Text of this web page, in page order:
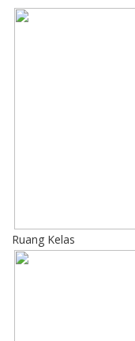
Ruang Kelas